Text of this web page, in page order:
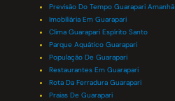
Previsão Do Tempo Guarapari Amanhã
Imobiliária Em Guarapari
Clima Guarapari Espírito Santo
Parque Aquático Guarapari
População De Guarapari
Restaurantes Em Guarapari
Rota Da Ferradura Guarapari
Praias De Guarapari